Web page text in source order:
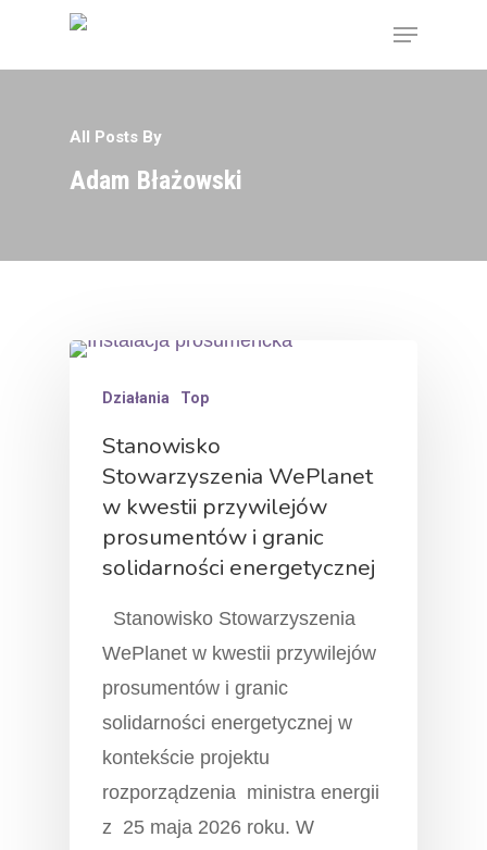
Hit enter to search or ESC to close
All Posts By
Adam Błażowski
Działania Top
Stanowisko
Stowarzyszenia WePlanet
w kwestii przywilejów
prosumentów i granic
solidarności energetycznej
Stanowisko Stowarzyszenia
WePlanet w kwestii przywilejów
prosumentów i granic
solidarności energetycznej w
kontekście projektu
rozporządzenia ministra energii
z 25 maja 2026 roku. W